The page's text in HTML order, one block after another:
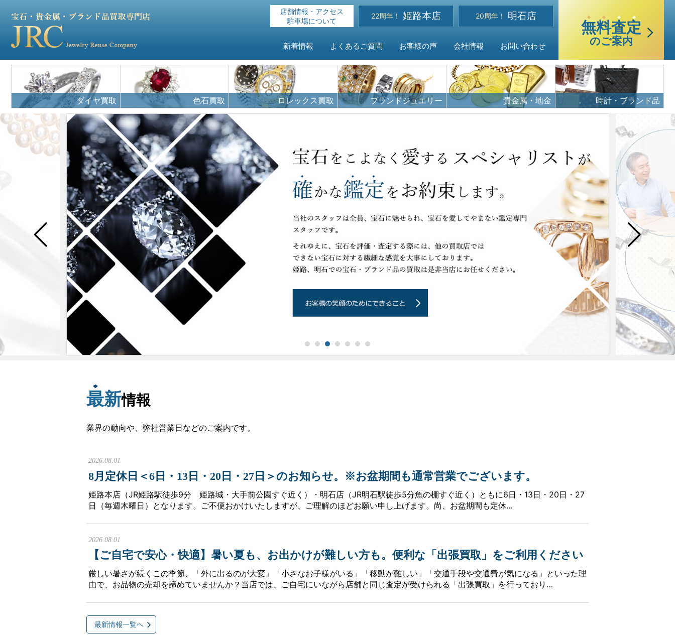
選 べる買取・査定方法
HOME
よくあるご質問
買取対象品目
店舗情報・アクセス
会社概要
メールでお問い合わせ
新着情報 よくあるご質問 お客様の声 会社情報 お問い合わせ
店舗情報・アクセス
駐車場について
22周年！ 姫路本店 20周年！ 明石店
無料査定
のご案内
ダイヤ買取 色石買取 ロレックス買取 ブランドジュエリー 貴金属・地金 時計・ブランド品
最新情報
業界の動向や、弊社営業日などのご案内です。
2026.08.01
8月定休日＜6日・13日・20日・27日＞のお知らせ。※お盆期間も通常営業でございます。
姫路本店（JR姫路駅徒歩9分 姫路城・大手前公園すぐ近く）・明石店（JR明石駅徒歩5分魚の棚すぐ近く）ともに6日・13日・20日・27
日（毎週木曜日）となります。ご不便おかけいたしますが、ご理解のほどお願い申し上げます。尚、お盆期間も定休…
2026.08.01
【ご自宅で安心・快適】暑い夏も、お出かけが難しい方も。便利な「出張買取」をご利用ください
厳しい暑さが続くこの季節、「外に出るのが大変」「小さなお子様がいる」「移動が難しい」「交通手段や交通費が気になる」といった理
由で、お品物の売却を諦めていませんか？当店では、ご自宅にいながら店舗と同じ査定が受けられる「出張買取」を行っており…
最新情報一覧へ